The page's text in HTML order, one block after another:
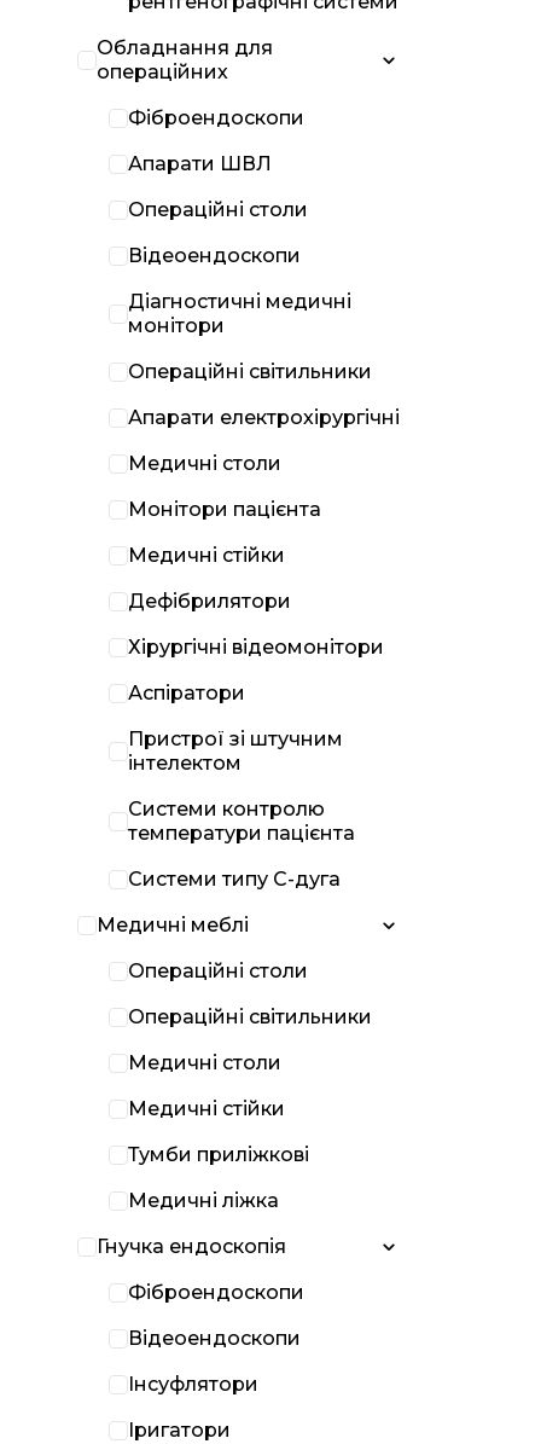
Обладнання для
операційних
Фіброендоскопи
Апарати ШВЛ
Операційні столи
Відеоендоскопи
Діагностичні медичні
монітори
Операційні світильники
Апарати електрохірургічні
Медичні столи
Монітори пацієнта
Медичні стійки
Дефібрилятори
Хірургічні відеомонітори
Аспіратори
Пристрої зі штучним
інтелектом
Системи контролю
температури пацієнта
Системи типу С-дуга
Медичні меблі
Операційні столи
Операційні світильники
Медичні столи
Медичні стійки
Тумби приліжкові
Медичні ліжка
Гнучка ендоскопія
Фіброендоскопи
Відеоендоскопи
Інсуфлятори
Іригатори